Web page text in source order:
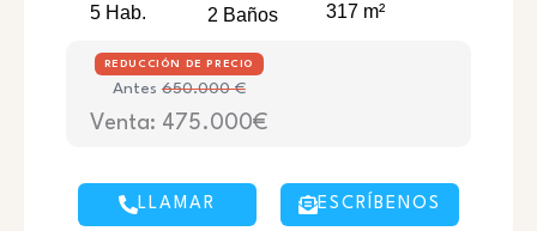
5 Hab. 2 Baños 317 m²
REDUCCIÓN DE PRECIO
Antes650.000 €
Venta: 475.000€
LLAMAR ESCRÍBENOS